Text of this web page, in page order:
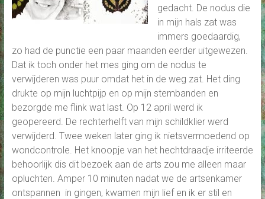
gedacht. De nodus die
in mijn hals zat was
immers goedaardig,
zo had de punctie een paar maanden eerder uitgewezen.
Dat ik toch onder het mes ging om de nodus te
verwijderen was puur omdat het in de weg zat. Het ding
drukte op mijn luchtpijp en op mijn stembanden en
bezorgde me flink wat last. Op 12 april werd ik
geopereerd. De rechterhelft van mijn schildklier werd
verwijderd. Twee weken later ging ik nietsvermoedend op
wondcontrole. Het knoopje van het hechtdraadje irriteerde
behoorlijk dis dit bezoek aan de arts zou me alleen maar
opluchten. Amper 10 minuten nadat we de artsenkamer
ontspannen in gingen, kwamen mijn lief en ik er stil en